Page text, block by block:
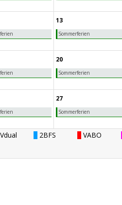
13
Sommerferien
20
Sommerferien
27
Sommerferien
2BFS VABO